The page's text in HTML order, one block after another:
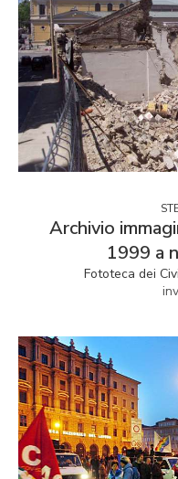
Archivio
1999 a
Fototeca dei